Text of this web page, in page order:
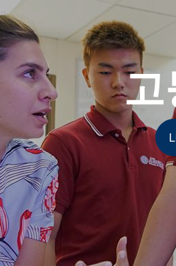
고